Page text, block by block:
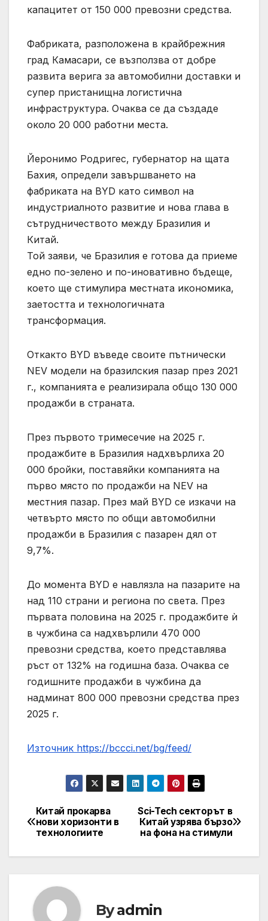
капацитет от 150 000 превозни средства.
Фабриката, разположена в крайбрежния
град Камасари, се възползва от добре
развита верига за автомобилни доставки и
супер пристанищна логистична
инфраструктура. Очаква се да създаде
около 20 000 работни места.
Йеронимо Родригес, губернатор на щата
Бахия, определи завършването на
фабриката на BYD като символ на
индустриалното развитие и нова глава в
сътрудничеството между Бразилия и
Китай.
Той заяви, че Бразилия е готова да приеме
едно по-зелено и по-иновативно бъдеще,
което ще стимулира местната икономика,
заетостта и технологичната
трансформация.
Откакто BYD въведе своите пътнически
NEV модели на бразилския пазар през 2021
г., компанията е реализирала общо 130 000
продажби в страната.
През първото тримесечие на 2025 г.
продажбите в Бразилия надхвърлиха 20
000 бройки, поставяйки компанията на
първо място по продажби на NEV на
местния пазар. През май BYD се изкачи на
четвърто място по общи автомобилни
продажби в Бразилия с пазарен дял от
9,7%.
До момента BYD е навлязла на пазарите на
над 110 страни и региона по света. През
първата половина на 2025 г. продажбите ѝ
в чужбина са надхвърлили 470 000
превозни средства, което представлява
ръст от 132% на годишна база. Очаква се
годишните продажби в чужбина да
надминат 800 000 превозни средства през
2025 г.
Източник https://bccci.net/bg/feed/
Post
navigation
Sci-Tech секторът в
Китай узрява бързо
на фона на стимули
Китай прокарва
нови хоризонти в
технологиите
Byadmin